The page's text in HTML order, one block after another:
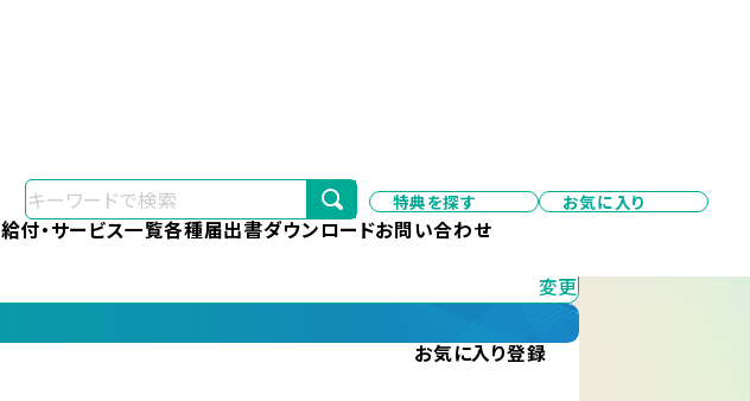
特典を探す お気に入り
給付・サービス一覧各種届出書ダウンロードお問い合わせ
変更
変更
お気に入り登録